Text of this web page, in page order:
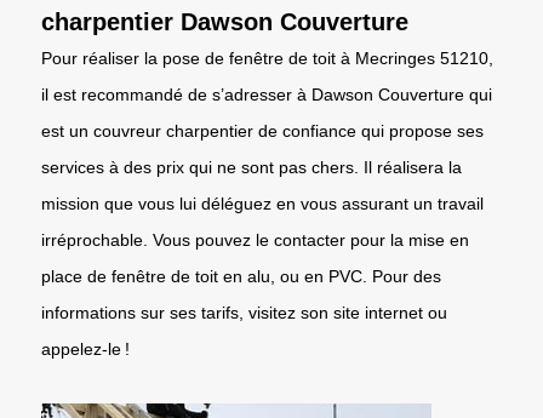
charpentier Dawson Couverture
Pour réaliser la pose de fenêtre de toit à Mecringes 51210,
il est recommandé de s’adresser à Dawson Couverture qui
est un couvreur charpentier de confiance qui propose ses
services à des prix qui ne sont pas chers. Il réalisera la
mission que vous lui déléguez en vous assurant un travail
irréprochable. Vous pouvez le contacter pour la mise en
place de fenêtre de toit en alu, ou en PVC. Pour des
informations sur ses tarifs, visitez son site internet ou
appelez-le !